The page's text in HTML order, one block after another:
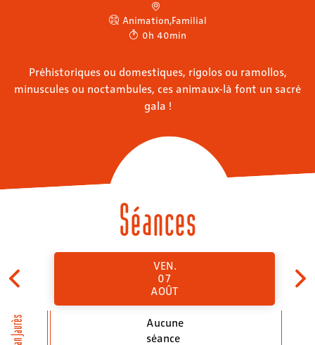
Animation,Familial
0h 40min
Préhistoriques ou domestiques, rigolos ou ramollos,
minuscules ou noctambules, ces animaux-là font un sacré
gala !
Séances
Jean Jaurès
VEN.
07
AOÛT
Aucune
séance